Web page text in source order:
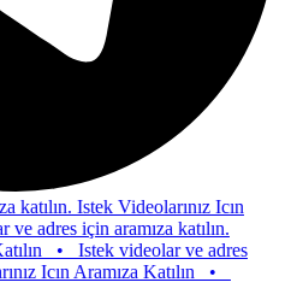
Istek Videolarınız Icın
için aramıza katılın.
•
Istek videolar ve adres
Aramıza Katılın•